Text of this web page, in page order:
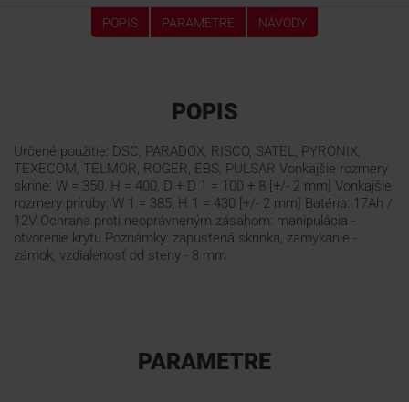
POPIS PARAMETRE NÁVODY
POPIS
Určené použitie: DSC, PARADOX, RISCO, SATEL, PYRONIX,
TEXECOM, TELMOR, ROGER, EBS, PULSAR Vonkajšie rozmery
skrine: W = 350, H = 400, D + D 1 = 100 + 8 [+/- 2 mm] Vonkajšie
rozmery príruby: W 1 = 385, H 1 = 430 [+/- 2 mm] Batéria: 17Ah /
12V Ochrana proti neoprávneným zásahom: manipulácia -
otvorenie krytu Poznámky: zapustená skrinka, zamykanie -
zámok, vzdialenosť od steny - 8 mm
PARAMETRE